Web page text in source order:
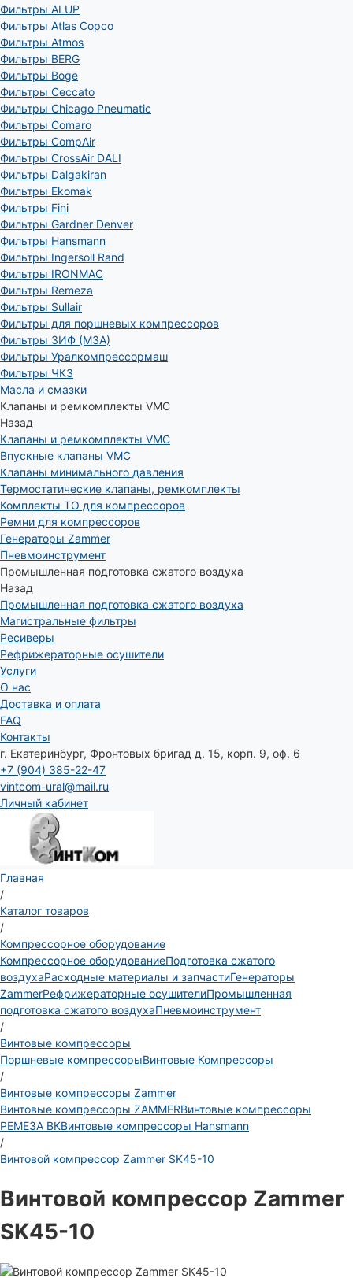
Фильтры ALUP
Фильтры Atlas Copco
Фильтры Atmos
Фильтры BERG
Фильтры Boge
Фильтры Ceccato
Фильтры Chicago Pneumatic
Фильтры Comaro
Фильтры CompAir
Фильтры CrossAir DALI
Фильтры Dalgakiran
Фильтры Ekomak
Фильтры Fini
Фильтры Gardner Denver
Фильтры Hansmann
Фильтры Ingersoll Rand
Фильтры IRONMAC
Фильтры Remeza
Фильтры Sullair
Фильтры для поршневых компрессоров
Фильтры ЗИФ (МЗА)
Фильтры Уралкомпрессормаш
Фильтры ЧКЗ
Масла и смазки
Клапаны и ремкомплекты VMC
Назад
Клапаны и ремкомплекты VMC
Впускные клапаны VMC
Клапаны минимального давления
Термостатические клапаны, ремкомплекты
Комплекты ТО для компрессоров
Ремни для компрессоров
Генераторы Zammer
Пневмоинструмент
Промышленная подготовка сжатого воздуха
Назад
Промышленная подготовка сжатого воздуха
Магистральные фильтры
Ресиверы
Рефрижераторные осушители
Услуги
О нас
Доставка и оплата
FAQ
Контакты
г. Екатеринбург, Фронтовых бригад д. 15, корп. 9, оф. 6
+7 (904) 385-22-47
vintcom-ural@mail.ru
Личный кабинет
Главная
/
Каталог товаров
/
Компрессорное оборудование
Компрессорное оборудованиеПодготовка сжатого
воздухаРасходные материалы и запчастиГенераторы
ZammerРефрижераторные осушителиПромышленная
подготовка сжатого воздухаПневмоинструмент
/
Винтовые компрессоры
Поршневые компрессорыВинтовые Компрессоры
/
Винтовые компрессоры Zammer
Винтовые компрессоры ZAMMERВинтовые компрессоры
РЕМЕЗА ВКВинтовые компрессоры Hansmann
/
Винтовой компрессор Zammer SK45-10
Винтовой компрессор Zammer
SK45-10